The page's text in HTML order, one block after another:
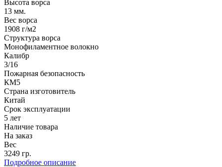
Высота ворса
13 мм.
Вес ворса
1908 г/м2
Структура ворса
Монофиламентное волокно
Калибр
3/16
Пожарная безопасность
КМ5
Страна изготовитель
Китай
Срок эксплуатации
5 лет
Наличие товара
На заказ
Вес
3249 гр.
Подробное описание